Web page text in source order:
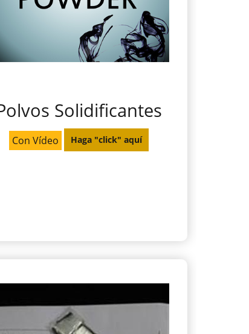
Solidificantes
Con Vídeo Haga "click" aquí